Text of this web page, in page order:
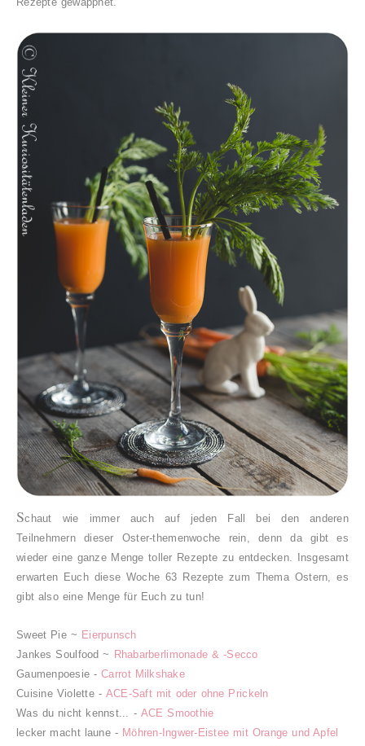
Schaut wie immer auch auf jeden Fall bei den anderen
Teilnehmern dieser Oster-themenwoche rein, denn da gibt es
wieder eine ganze Menge toller Rezepte zu entdecken. Insgesamt
erwarten Euch diese Woche 63 Rezepte zum Thema Ostern, es
gibt also eine Menge für Euch zu tun!
Sweet Pie ~ Eierpunsch
Jankes Soulfood ~ Rhabarberlimonade & -Secco
Gaumenpoesie -Carrot Milkshake
Cuisine Violette - ACE-Saft mit oder ohne Prickeln
Was du nicht kennst... - ACE Smoothie
lecker macht laune - Möhren-Ingwer-Eistee mit Orange und Apfel